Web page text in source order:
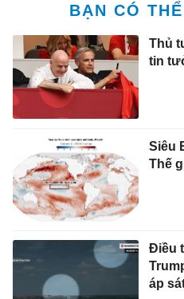
BẠN CÓ
Thủ
tin
Siêu
Thế
Điều
áp